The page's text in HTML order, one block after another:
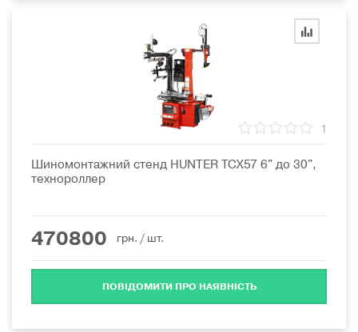
1
Шиномонтажний стенд HUNTER TCX57 6" до 30",
технороллер
470800 грн. / шт.
ПОВІДОМИТИ ПРО НАЯВНІСТЬ